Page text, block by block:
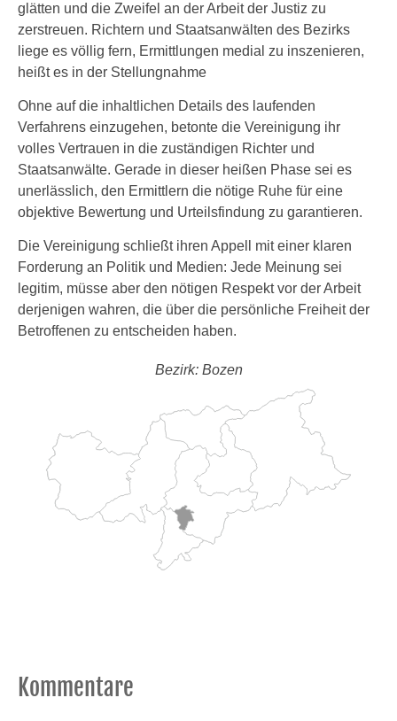
glätten und die Zweifel an der Arbeit der Justiz zu
zerstreuen. Richtern und Staatsanwälten des Bezirks
liege es völlig fern, Ermittlungen medial zu inszenieren,
heißt es in der Stellungnahme
Ohne auf die inhaltlichen Details des laufenden
Verfahrens einzugehen, betonte die Vereinigung ihr
volles Vertrauen in die zuständigen Richter und
Staatsanwälte. Gerade in dieser heißen Phase sei es
unerlässlich, den Ermittlern die nötige Ruhe für eine
objektive Bewertung und Urteilsfindung zu garantieren.
Die Vereinigung schließt ihren Appell mit einer klaren
Forderung an Politik und Medien: Jede Meinung sei
legitim, müsse aber den nötigen Respekt vor der Arbeit
derjenigen wahren, die über die persönliche Freiheit der
Betroffenen zu entscheiden haben.
Bezirk: Bozen
Kommentare